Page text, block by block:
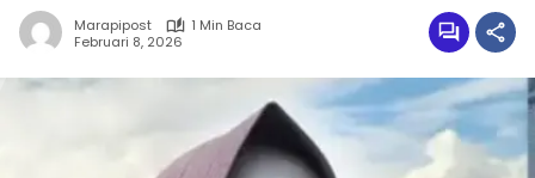
Marapipost
1 Min Baca
Februari 8, 2026